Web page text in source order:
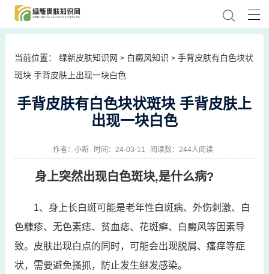
当前位置： 绿新皮肤知识网 > 白癜风知识 > 手背皮肤有白色块状
斑块 手背皮肤上出现一块白色
手背皮肤有白色块状斑块 手背皮肤上
出现一块白色
作者： 小新 时间：24-03-11 阅读数：244人阅读
身上突然出现白色斑块,是什么病?
1、身上长白斑可能是老年性白斑病、外伤刺激、白
色糠疹、无色素痣、贫血痣、花斑癣、白癜风等因素导
致。皮肤出现白点的同时，可能会出现脱屑、瘙痒等症
状，需要避免搔抓，防止发生继发感染。